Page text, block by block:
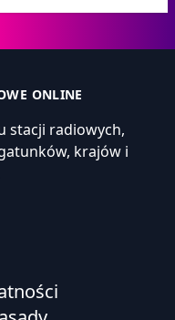
ONLINE
stacji radiowych,
krajów i